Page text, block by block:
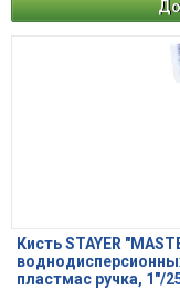
Кисть STAYER
пластмас ручка, 1"/